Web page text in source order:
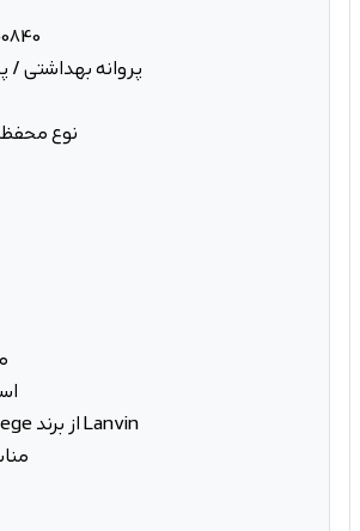
پروانه بهداشتی /
نوع
Eclat d’Arpege از برند Lanvin